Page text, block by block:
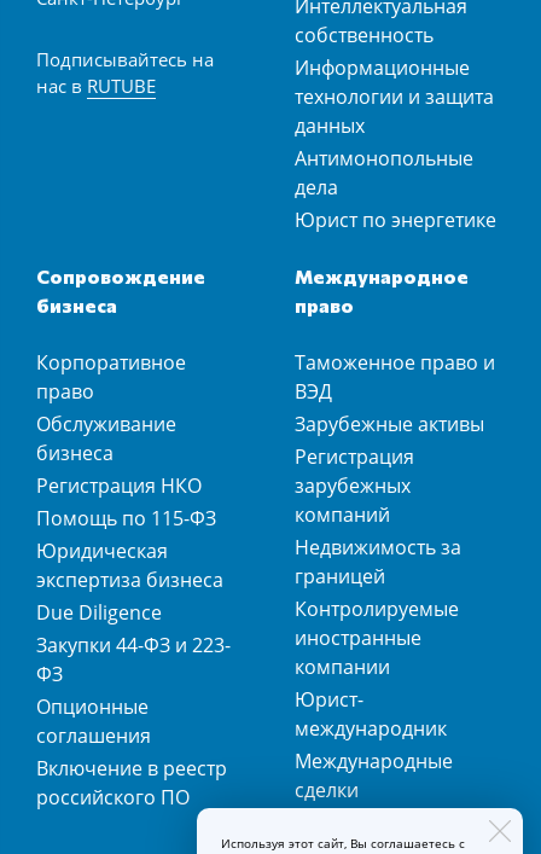
Подписывайтесь на
нас в RUTUBE
Интеллектуальная
собственность
Информационные
технологии и защита
данных
Антимонопольные
дела
Юрист по энергетике
Сопровождение
бизнеса
Корпоративное
право
Обслуживание
бизнеса
Регистрация НКО
Помощь по 115-ФЗ
Юридическая
экспертиза бизнеса
Due Diligence
Закупки 44-ФЗ и 223-
ФЗ
Опционные
соглашения
Включение в реестр
российского ПО
Международное
право
Таможенное право и
ВЭД
Зарубежные активы
Регистрация
зарубежных
компаний
Недвижимость за
границей
Контролируемые
иностранные
компании
Юрист-
международник
Международные
сделки
Используя этот сайт, Вы соглашаетесь с